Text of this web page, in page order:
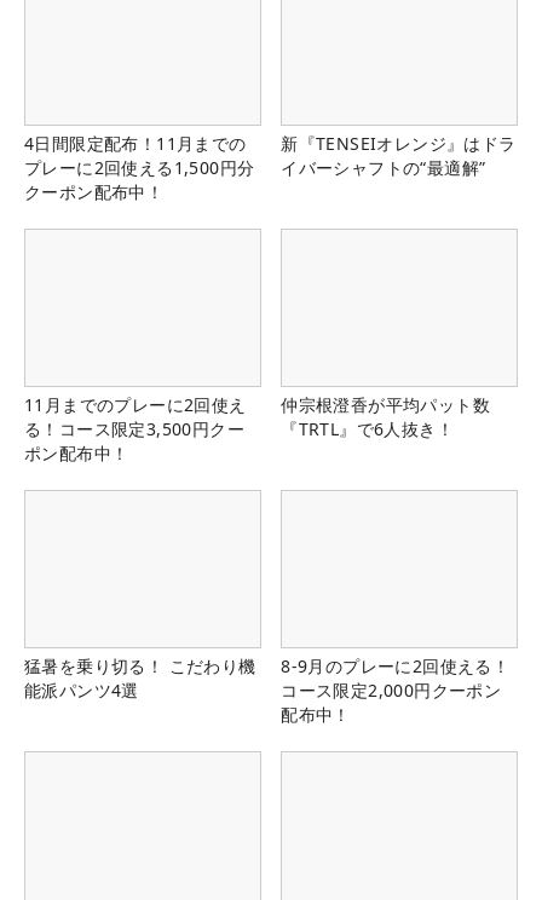
4日間限定配布！11月までの
プレーに2回使える1,500円分
クーポン配布中！
新『TENSEIオレンジ』はドラ
イバーシャフトの“最適解”
11月までのプレーに2回使え
る！コース限定3,500円クー
ポン配布中！
仲宗根澄香が平均パット数
『TRTL』で6人抜き！
猛暑を乗り切る！ こだわり機
能派パンツ4選
8-9月のプレーに2回使える！
コース限定2,000円クーポン
配布中！